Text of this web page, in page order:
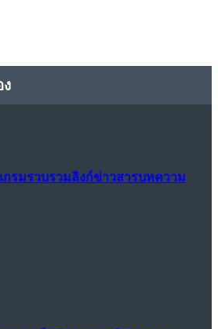
แกรมรวบรวมลิงก์ข่าวสารบทความ